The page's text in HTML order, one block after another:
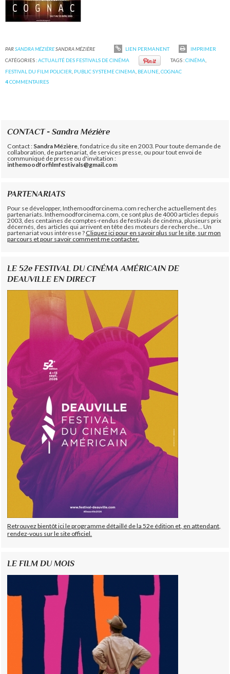
PARSANDRA MÉZIÈRESANDRA MÉZIÈRE LIEN PERMANENT
IMPRIMER
CATÉGORIES :ACTUALITÉ DES FESTIVALS DE CINÉMA TAGS :CINÉMA
FESTIVAL DU FILM POLICIER PUBLIC SYSTEME CINEMA BEAUNE ,COGNAC
4COMMENTAIRES
CONTACT - Sandra Mézière
Contact : Sandra Mézière , fondatrice du site en 2003. Pour toute demande de
collaboration, de partenariat, de services presse, ou pour tout envoi de
communiqué de presse ou d'invitation :
inthemoodforfilmfestivals@gmail.com
PARTENARIATS
Pour se développer, Inthemoodforcinema.com recherche actuellement des
partenariats. Inthemoodforcinema.com, ce sont plus de 4000 articles depuis
2003, des centaines de comptes-rendus de festivals de cinéma, plusieurs prix
décernés, des articles qui arrivent en tête des moteurs de recherche... Un
partenariat vous intéresse ?Cliquez ici pour en savoir plus sur le site, sur mon
parcours et pour savoir comment me contacter.
LE 52e FESTIVAL DU CINÉMA AMÉRICAIN DE
DEAUVILLE EN DIRECT
Retrouvez bientôt ici le programme détaillé de la 52e édition et, en attendant,
rendez-vous sur le site officiel.
LE FILM DU MOIS